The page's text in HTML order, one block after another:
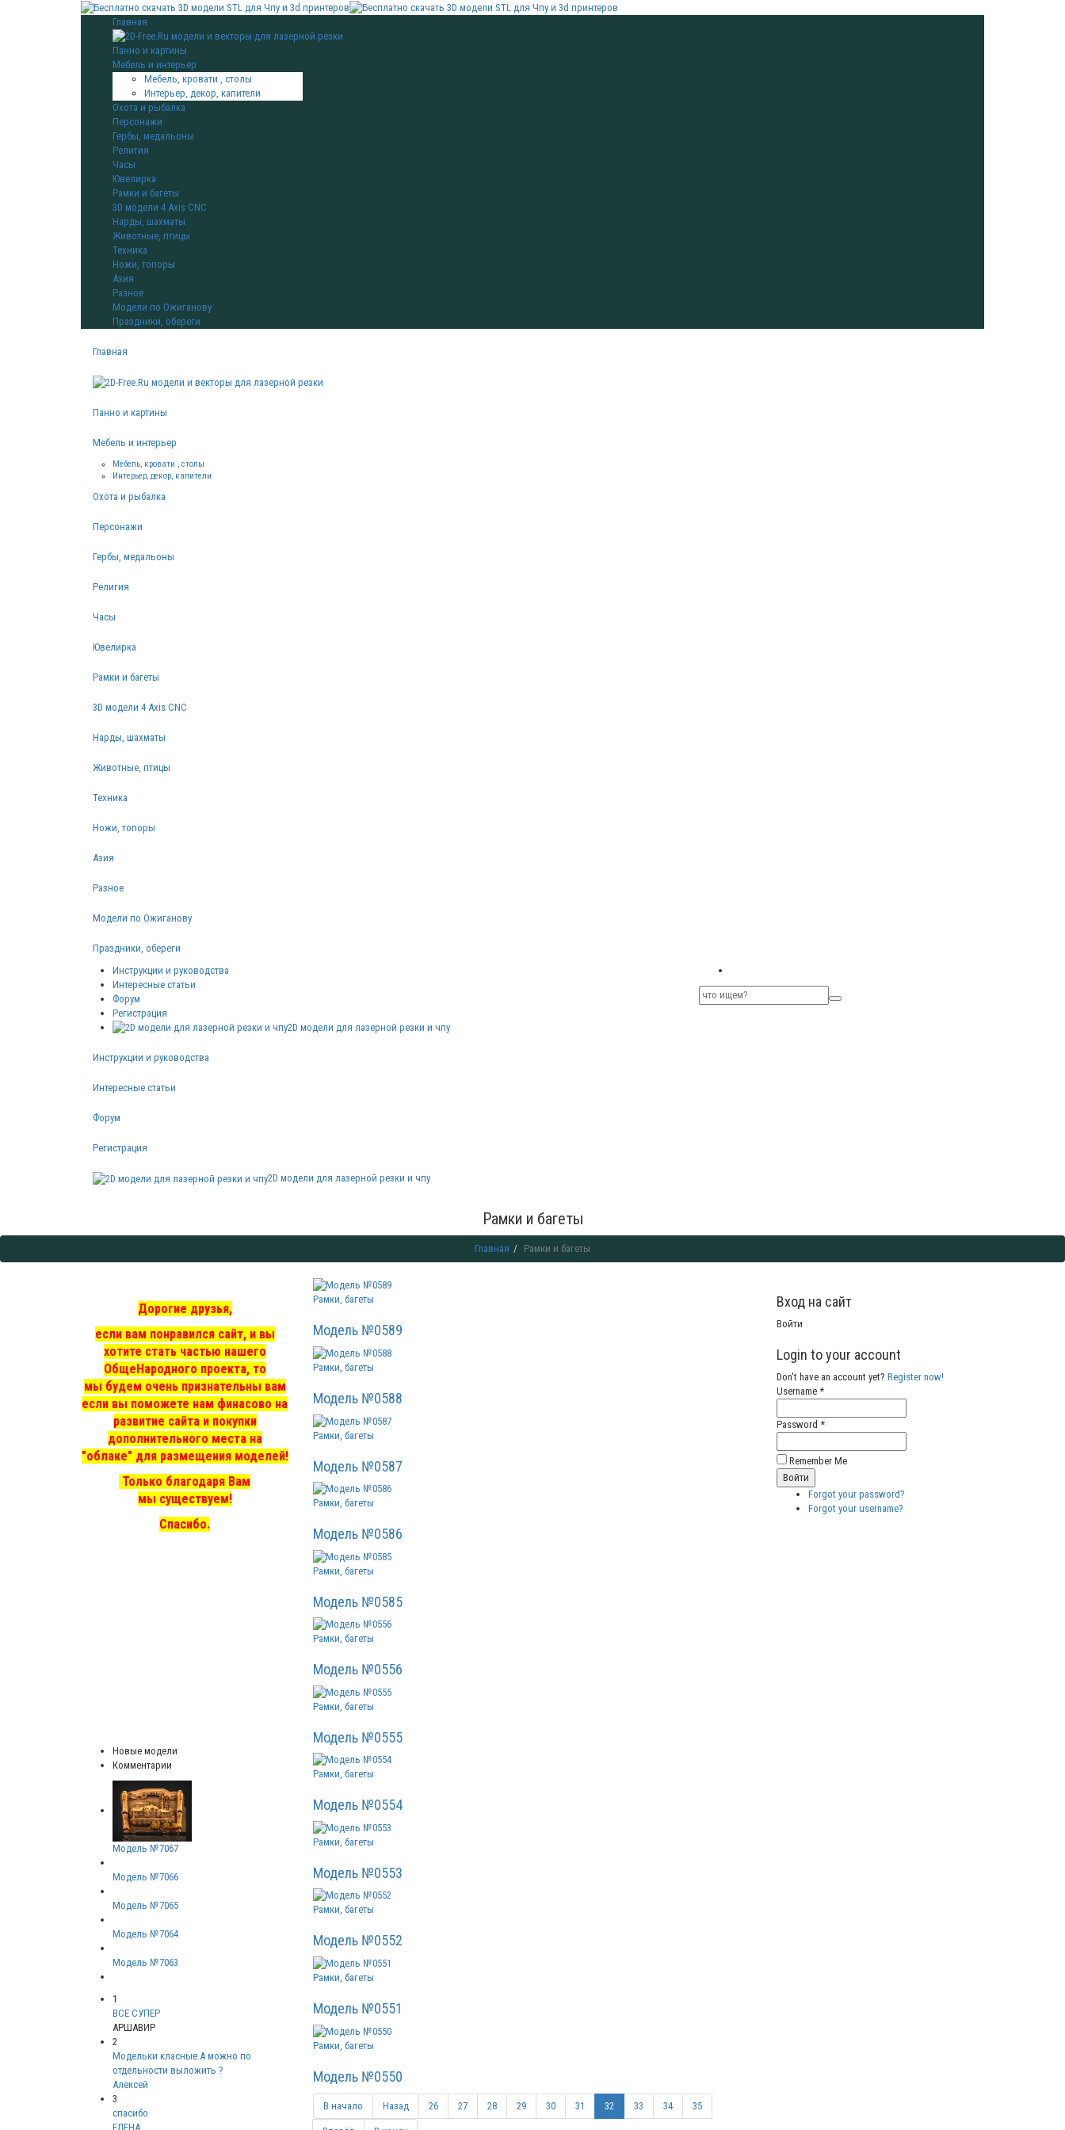
Главная
Панно и картины
Мебель и интерьер
Мебель, кровати , столы
Интерьер, декор, капители
Охота и рыбалка
Персонажи
Гербы, медальоны
Религия
Часы
Ювелирка
Рамки и багеты
3D модели 4 Axis CNC
Нарды, шахматы
Животные, птицы
Техника
Ножи, топоры
Азия
Разное
Модели по Ожиганову
Праздники, обереги
Главная
Панно и картины
Мебель и интерьер
Мебель, кровати , столы
Интерьер, декор, капители
Охота и рыбалка
Персонажи
Гербы, медальоны
Религия
Часы
Ювелирка
Рамки и багеты
3D модели 4 Axis CNC
Нарды, шахматы
Животные, птицы
Техника
Ножи, топоры
Азия
Разное
Модели по Ожиганову
Праздники, обереги
Инструкции и руководства
Интересные статьи
Форум
Регистрация
2D модели для лазерной резки и чпу
Инструкции и руководства
Интересные статьи
Форум
Регистрация
2D модели для лазерной резки и чпу
Рамки и багеты
Главная Рамки и багеты
Дорогие друзья,
если вам понравился сайт, и вы
хотите стать частью нашего
ОбщеНародного проекта, то
мы будем очень признательны вам
если вы поможете нам финасово на
развитие сайта и покупки
дополнительного места на
"облаке" для размещения моделей!
Только благодаря Вам
мы существуем!
Спасибо.
Новые модели
Комментарии
Модель №7067
Модель №7066
Модель №7065
Модель №7064
Модель №7063
1
ВСЕ СУПЕР
АРШАВИР
2
Модельки класные.А можно по
отдельности выложить ?
Алексей
3
спасибо
ЕЛЕНА
Рамки, багеты
Модель №0589
Рамки, багеты
Модель №0588
Рамки, багеты
Модель №0587
Рамки, багеты
Модель №0586
Рамки, багеты
Модель №0585
Рамки, багеты
Модель №0556
Рамки, багеты
Модель №0555
Рамки, багеты
Модель №0554
Рамки, багеты
Модель №0553
Рамки, багеты
Модель №0552
Рамки, багеты
Модель №0551
Рамки, багеты
Модель №0550
В начало Назад 26 27 28 29 30 31 32 33 34 35
Вход на сайт
Войти
Login to your account
Don't have an account yet? Register now!
Username *
Password *
Remember Me
Forgot your password?
Forgot your username?